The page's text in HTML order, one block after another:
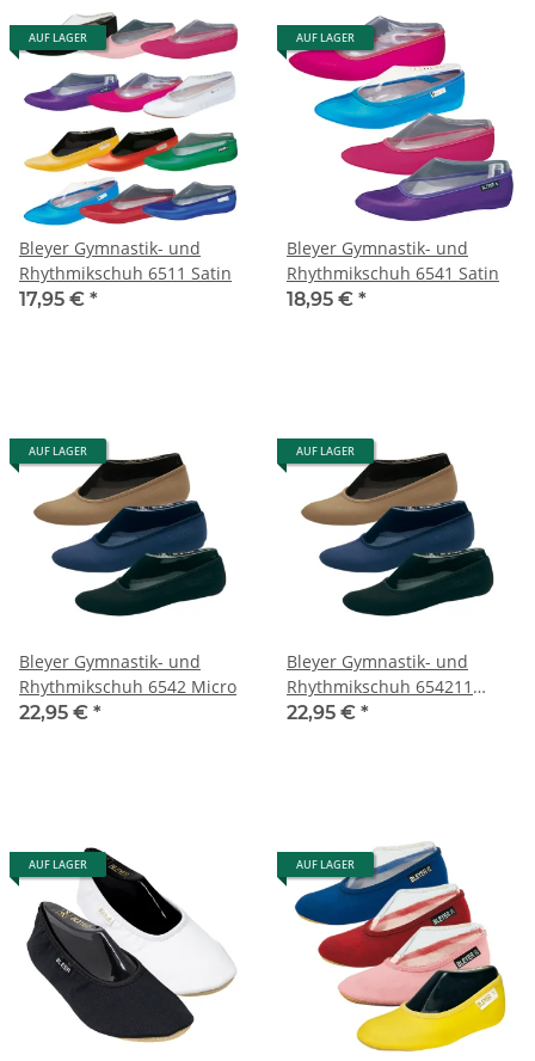
AUF LAGER
Bleyer Gymnastik- und
Rhythmikschuh 6511 Satin
17,95 € *
AUF LAGER
Bleyer Gymnastik- und
Rhythmikschuh 6541 Satin
18,95 € *
AUF LAGER
Bleyer Gymnastik- und
Rhythmikschuh 6542 Micro
22,95 € *
AUF LAGER
Bleyer Gymnastik- und
Rhythmikschuh 654211
Micro-L
22,95 € *
AUF LAGER AUF LAGER